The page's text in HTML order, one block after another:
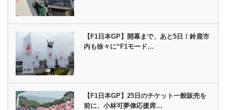
【F1日本GP】開幕まで、あと5日！鈴鹿市
内も徐々に“F1モード…
【F1日本GP】25日のチケット一般販売を
前に、小林可夢偉応援席…